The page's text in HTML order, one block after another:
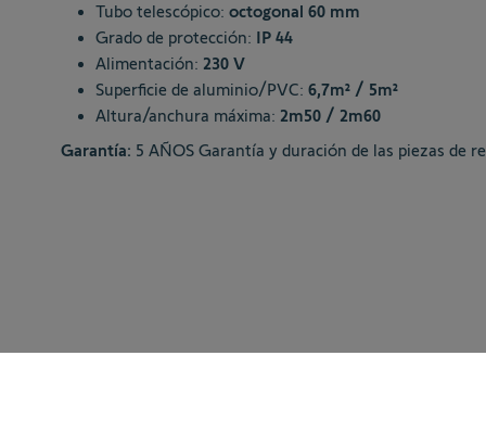
Tubo telescópico: octogonal 60 mm
Grado de protección: IP 44
Alimentación: 230 V
Superficie de aluminio/PVC: 6,7m² / 5m²
Altura/anchura máxima: 2m50 / 2m60
Garantía: 5 AÑOS Garantía y duración de las piezas de